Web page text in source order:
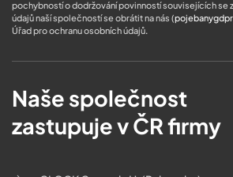
pochybností o dodržování povinností souvisejících se
údajů naší společností se obrátit na nás (
Úřad pro ochranu osobních údajů.
Naše společnost
zastupuje v ČR firmy